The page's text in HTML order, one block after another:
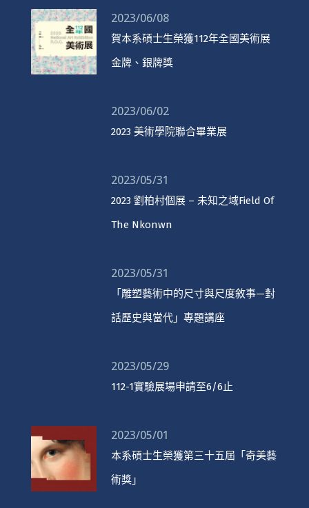
2023/06/08
賀本系碩士生榮獲112年全國美術展
金牌、銀牌獎
2023/06/02
2023 美術學院聯合畢業展
2023/05/31
2023 劉柏村個展 – 未知之域Field Of
The Nkonwn
2023/05/31
「雕塑藝術中的尺寸與尺度敘事—對
話歷史與當代」專題講座
2023/05/29
112-1實驗展場申請至6/6止
2023/05/01
本系碩士生榮獲第三十五屆「奇美藝
術獎」